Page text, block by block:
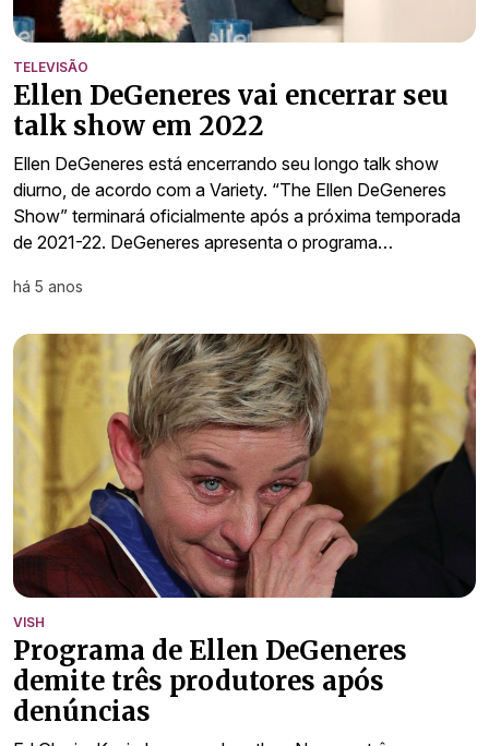
TELEVISÃO
Ellen DeGeneres vai encerrar seu
talk show em 2022
Ellen DeGeneres está encerrando seu longo talk show
diurno, de acordo com a Variety. “The Ellen DeGeneres
Show” terminará oficialmente após a próxima temporada
de 2021-22. DeGeneres apresenta o programa…
há 5 anos
VISH
Programa de Ellen DeGeneres
demite três produtores após
denúncias